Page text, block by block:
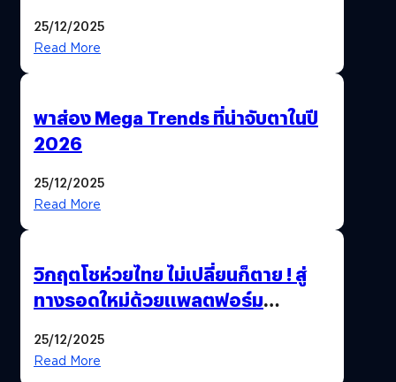
25/12/2025
Read More
พาส่อง Mega Trends ที่น่าจับตาในปี
2026
25/12/2025
Read More
วิกฤตโชห่วยไทย ไม่เปลี่ยนก็ตาย ! สู่
ทางรอดใหม่ด้วยแพลตฟอร์ม
25/12/2025
Read More